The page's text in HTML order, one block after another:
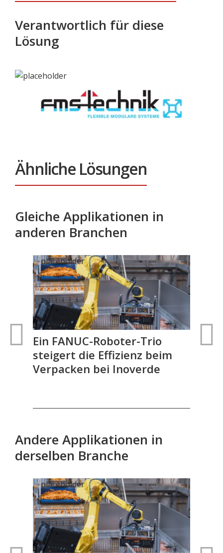
Verantwortlich für diese
Lösung
Ähnliche Lösungen
Gleiche Applikationen in
anderen Branchen
Ein FANUC-Roboter-Trio
steigert die Effizienz beim
Verpacken bei Inoverde
Andere Applikationen in
derselben Branche